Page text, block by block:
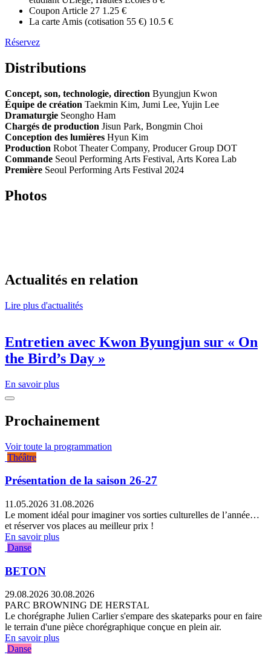
Coupon Article 27 1.25 €
La carte Amis (cotisation 55 €) 10.5 €
Réservez
Distributions
Concept, son, technologie, direction Byungjun Kwon
Équipe de création Taekmin Kim, Jumi Lee, Yujin Lee
Dramaturgie Seongho Ham
Chargés de production Jisun Park, Bongmin Choi
Conception des lumières Hyun Kim
Production Robot Theater Company, Producer Group DOT
Commande Seoul Performing Arts Festival, Arts Korea Lab
Première Seoul Performing Arts Festival 2024
Photos
Actualités en relation
Lire plus d'actualités
Entretien avec Kwon Byungjun sur « On
the Bird’s Day »
En savoir plus
Prochainement
Voir toute la programmation
Théâtre
Présentation de la saison 26-27
11.05.2026 31.08.2026
Le moment idéal pour imaginer vos sorties culturelles de l’année…
et réserver vos places au meilleur prix !
En savoir plus
Danse
BETON
29.08.2026 30.08.2026
PARC BROWNING DE HERSTAL
Le chorégraphe Julien Carlier s'empare des skateparks pour en faire
le terrain d'une pièce chorégraphique conçue en plein air.
En savoir plus
Danse